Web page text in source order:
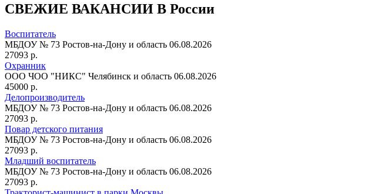
СВЕЖИЕ ВАКАНСИИ В России
Воспитатель
МБДОУ № 73 Ростов-на-Дону и область 06.08.2026
27093 р.
Охранник
ООО ЧОО "НИКС" Челябинск и область 06.08.2026
45000 р.
Делопроизводитель
МБДОУ № 73 Ростов-на-Дону и область 06.08.2026
27093 р.
Повар детского питания
МБДОУ № 73 Ростов-на-Дону и область 06.08.2026
27093 р.
Младший воспитатель
МБДОУ № 73 Ростов-на-Дону и область 06.08.2026
27093 р.